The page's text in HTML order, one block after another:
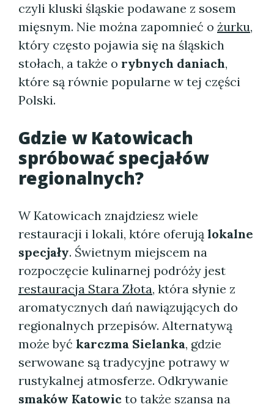
czyli kluski śląskie podawane z sosem
mięsnym. Nie można zapomnieć o żurku,
który często pojawia się na śląskich
stołach, a także o rybnych daniach,
które są równie popularne w tej części
Polski.
Gdzie w Katowicach
spróbować specjałów
regionalnych?
W Katowicach znajdziesz wiele
restauracji i lokali, które oferują lokalne
specjały. Świetnym miejscem na
rozpoczęcie kulinarnej podróży jest
restauracja Stara Złota, która słynie z
aromatycznych dań nawiązujących do
regionalnych przepisów. Alternatywą
może być karczma Sielanka, gdzie
serwowane są tradycyjne potrawy w
rustykalnej atmosferze. Odkrywanie
smaków Katowic to także szansa na